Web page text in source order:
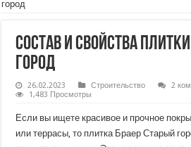
город
Состав и свойства
город
26.02.2023 Строительство
2
1,483 Просмотры
Если вы ищете красивое и прочное
или террасы, то плитка Браер Старый